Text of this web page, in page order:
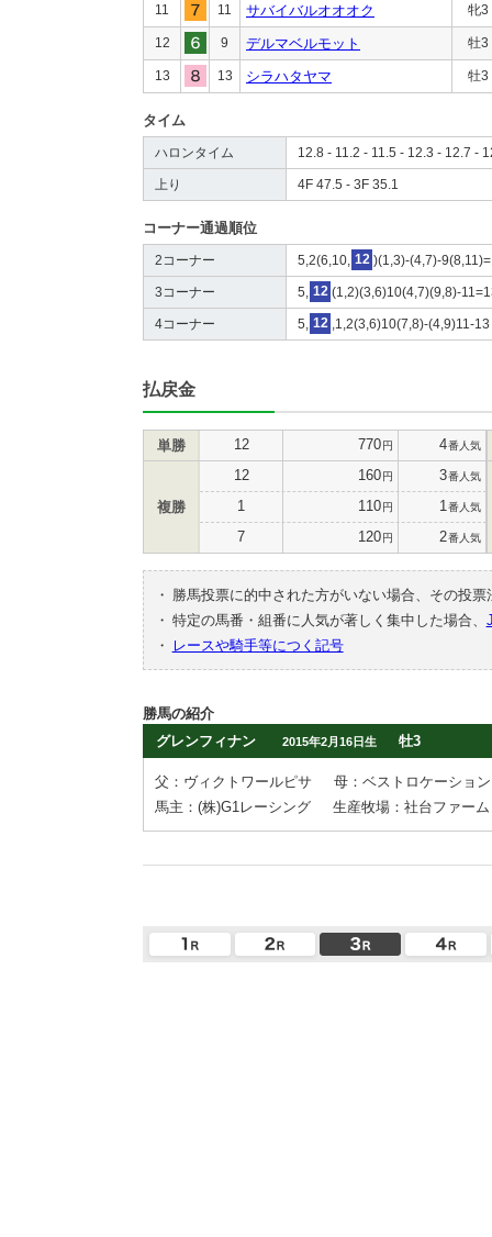
11 11 サバイバルオオオク 牝3
12 9 デルマベルモット 牡3
13 13 シラハタヤマ 牡3
タイム
ハロンタイム 12.8 - 11.2 - 11.5 - 12.3 - 12.7 -
上り 4F 47.5 - 3F 35.1
コーナー通過順位
2コーナー 5,2(6,10, 12 )(1,3)-(4,7)-
3コーナー 5, 12 (1,2)(3,6)10(4,7)(9,8)-
4コーナー 5, 12 ,1,2(3,6)10(7,8)-(4,9)11-13
払戻金
単勝 12 770円 4番人気
複勝
12 160円 3番人気
1 110円 1 番人気
7 120円 2番人気
・
勝馬投票に的中された方がいない場合、その投
・ 特定の馬番・組番に人気が著しく集中した場合、
・
レースや騎手等につく記号
勝馬の紹介
グレンフィナン
2015年2月16日生 牡3
父：ヴィクトワールピサ
母：ベストロケーション
馬主：(株)G1レーシング
生産牧場：社台ファーム